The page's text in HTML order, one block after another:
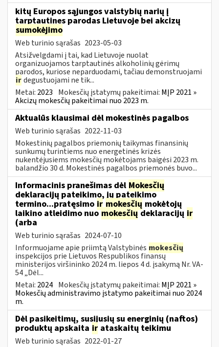
kitų Europos sąjungos valstybių narių į
tarptautines parodas Lietuvoje bei akcizų
sumokėjimo
Web turinio sąrašas 2023-05-03
Atsižvelgdami į tai, kad Lietuvoje nuolat
organizuojamos tarptautinės alkoholinių gėrimų
parodos, kuriose neparduodami, tačiau demonstruojami
irdegustuojami ne tik...
Metai: 2023 Mokesčių įstatymų pakeitimai: MĮP 2021 »
Akcizų mokesčių pakeitimai nuo 2023 m.
Aktualūs klausimai dėl mokestinės pagalbos
Web turinio sąrašas 2022-11-03
Mokestinių pagalbos priemonių taikymas finansinių
sunkumų turintiems nuo energetinės krizės
nukentėjusiems mokesčių mokėtojams baigėsi 2023 m.
balandžio 30 d. Mokestinės pagalbos priemonės buvo...
Informacinis pranešimas dėl Mokesčių
deklaracijų pateikimo, jų pateikimo
termino...pratęsimo ir mokesčių mokėtojų
laikino atleidimo nuomokesčiųdeklaracijų ir
(arba
Web turinio sąrašas 2024-07-10
Informuojame apie priimtą Valstybinės mokesčių
inspekcijos prie Lietuvos Respublikos finansų
ministerijos viršininko 2024 m. liepos 4 d. įsakymą Nr. VA-
54 „Dėl...
Metai: 2024 Mokesčių įstatymų pakeitimai: MĮP 2021 »
Mokesčių administravimo įstatymo pakeitimai nuo 2024
m.
Dėl pasikeitimų, susijusių su energinių (naftos)
produktų apskaita ir ataskaitų teikimu
Web turinio sąrašas 2022-01-27